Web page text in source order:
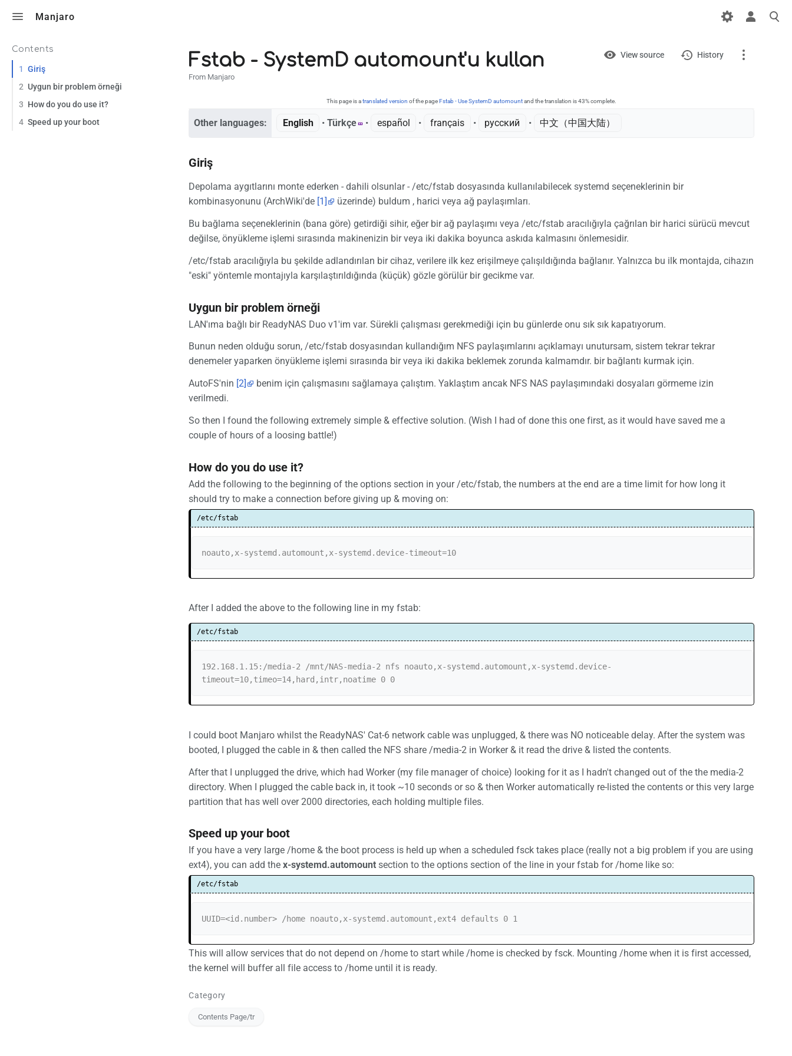
Manjaro
Fstab - SystemD automount'u kullan
From Manjaro
ViewView source History
Printable version
This page is atranslated version of the pageFstab - Use SystemD automountand the translation is 43% complete.
Other languages: English • ‎Türkçe • ‎ español • ‎ français • ‎ русский • ‎ 中文（中国大陆）‎
Contents
1
Giriş
2 Uygun bir problem örneği
3 How do you do use it?
4 Speed up your boot
Giriş
Depolama aygıtlarını monte ederken - dahili olsunlar - /etc/fstab dosyasında kullanılabilecek systemd seçeneklerinin bir
kombinasyonunu (ArchWiki'de [1]
üzerinde) buldum , harici veya ağ paylaşımları.
Bu bağlama seçeneklerinin (bana göre) getirdiği sihir, eğer bir ağ paylaşımı veya /etc/fstab aracılığıyla çağrılan bir harici sürücü mevcut
değilse, önyükleme işlemi sırasında makinenizin bir veya iki dakika boyunca askıda kalmasını önlemesidir.
/etc/fstab aracılığıyla bu şekilde adlandırılan bir cihaz, verilere ilk kez erişilmeye çalışıldığında bağlanır. Yalnızca bu ilk montajda, cihazın
"eski" yöntemle montajıyla karşılaştırıldığında (küçük) gözle görülür bir gecikme var.
Uygun bir problem örneği
LAN'ıma bağlı bir ReadyNAS Duo v1'im var. Sürekli çalışması gerekmediği için bu günlerde onu sık sık kapatıyorum.
Bunun neden olduğu sorun, /etc/fstab dosyasından kullandığım NFS paylaşımlarını açıklamayı unutursam, sistem tekrar tekrar
denemeler yaparken önyükleme işlemi sırasında bir veya iki dakika beklemek zorunda kalmamdır. bir bağlantı kurmak için.
AutoFS'nin [2]
benim için çalışmasını sağlamaya çalıştım. Yaklaştım ancak NFS NAS paylaşımındaki dosyaları görmeme izin
verilmedi.
So then I found the following extremely simple & effective solution. (Wish I had of done this one first, as it would have saved me a
couple of hours of a loosing battle!)
How do you do use it?
Add the following to the beginning of the options section in your /etc/fstab, the numbers at the end are a time limit for how long it
should try to make a connection before giving up & moving on:
/etc/fstab
noauto,x-systemd.automount,x-systemd.device-timeout=10
After I added the above to the following line in my fstab:
/etc/fstab
192.168.1.15:/media-2 /mnt/NAS-media-2 nfs noauto,x-systemd.automount,x-systemd.device-
timeout=10,timeo=14,hard,intr,noatime 0 0
I could boot Manjaro whilst the ReadyNAS' Cat-6 network cable was unplugged, & there was NO noticeable delay. After the system was
booted, I plugged the cable in & then called the NFS share /media-2 in Worker & it read the drive & listed the contents.
After that I unplugged the drive, which had Worker (my file manager of choice) looking for it as I hadn't changed out of the the media-2
directory. When I plugged the cable back in, it took ~10 seconds or so & then Worker automatically re-listed the contents or this very large
partition that has well over 2000 directories, each holding multiple files.
Speed up your boot
If you have a very large /home & the boot process is held up when a scheduled fsck takes place (really not a big problem if you are using
ext4), you can add the x-systemd.automount section to the options section of the line in your fstab for /home like so:
/etc/fstab
UUID=<id.number> /home noauto,x-systemd.automount,ext4 defaults 0 1
This will allow services that do not depend on /home to start while /home is checked by fsck. Mounting /home when it is first accessed,
the kernel will buffer all file access to /home until it is ready.
Category
Contents Page/tr